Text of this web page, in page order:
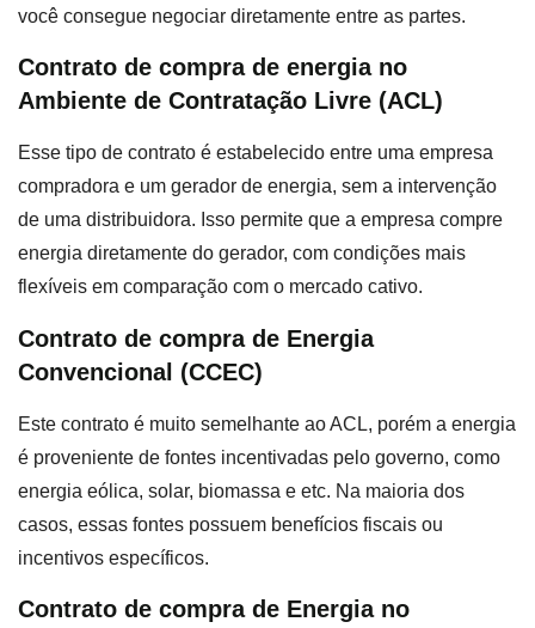
você consegue negociar diretamente entre as partes.
Contrato de compra de energia no
Ambiente de Contratação Livre (ACL)
Esse tipo de contrato é estabelecido entre uma empresa
compradora e um gerador de energia, sem a intervenção
de uma distribuidora. Isso permite que a empresa compre
energia diretamente do gerador, com condições mais
flexíveis em comparação com o mercado cativo.
Contrato de compra de Energia
Convencional (CCEC)
Este contrato é muito semelhante ao ACL, porém a energia
é proveniente de fontes incentivadas pelo governo, como
energia eólica, solar, biomassa e etc. Na maioria dos
casos, essas fontes possuem benefícios fiscais ou
incentivos específicos.
Contrato de compra de Energia no